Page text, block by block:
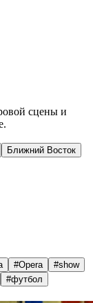
сцены и
Ближний Восток
#Opera #show
#футбол